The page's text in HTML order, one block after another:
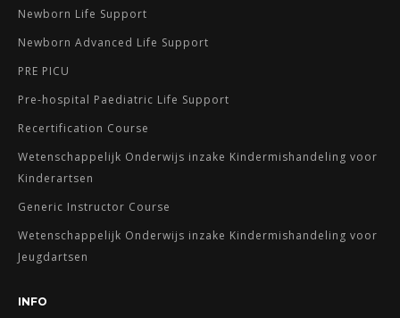
Newborn Life Support
Newborn Advanced Life Support
PRE PICU
Pre-hospital Paediatric Life Support
Recertification Course
Wetenschappelijk Onderwijs inzake Kindermishandeling voor
Kinderartsen
Generic Instructor Course
Wetenschappelijk Onderwijs inzake Kindermishandeling voor
Jeugdartsen
INFO